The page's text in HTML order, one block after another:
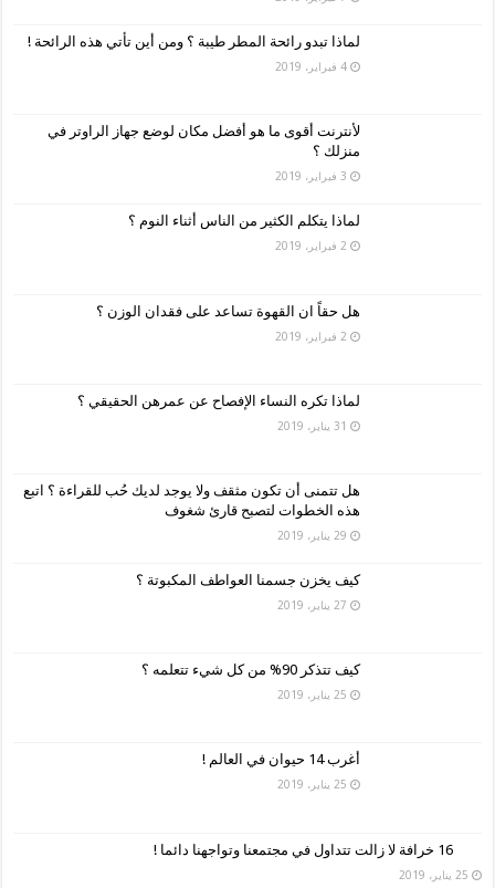
لماذا تبدو رائحة المطر طيبة ؟ ومن أين تأتي هذه الرائحة !
4 فبراير، 2019
لأنترنت أقوى ما هو أفضل مكان لوضع جهاز الراوتر في
منزلك ؟
3 فبراير، 2019
لماذا يتكلم الكثير من الناس أثناء النوم ؟
2 فبراير، 2019
هل حقاً ان القهوة تساعد على فقدان الوزن ؟
2 فبراير، 2019
لماذا تكره النساء الإفصاح عن عمرهن الحقيقي ؟
31 يناير، 2019
هل تتمنى أن تكون مثقف ولا يوجد لديك حُب للقراءة ؟ اتبع
هذه الخطوات لتصبح قارئ شغوف
29 يناير، 2019
كيف يخزن جسمنا العواطف المكبوتة ؟
27 يناير، 2019
كيف تتذكر 90% من كل شيء تتعلمه ؟
25 يناير، 2019
أغرب 14 حيوان في العالم !
25 يناير، 2019
16 خرافة لا زالت تتداول في مجتمعنا وتواجهنا دائما !
25 يناير، 2019